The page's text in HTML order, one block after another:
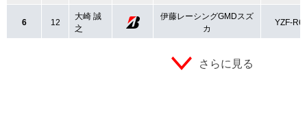
6 12
大崎 誠
之
伊藤レーシングGMDスズ
カ
YZF-R6
さらに見る